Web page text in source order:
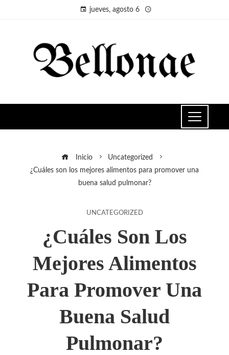
jueves, agosto 6
Inicio
Uncategorized
¿Cuáles son los mejores alimentos para promover una
buena salud pulmonar?
UNCATEGORIZED
¿Cuáles Son Los
Mejores Alimentos
Para Promover Una
Buena Salud
Pulmonar?